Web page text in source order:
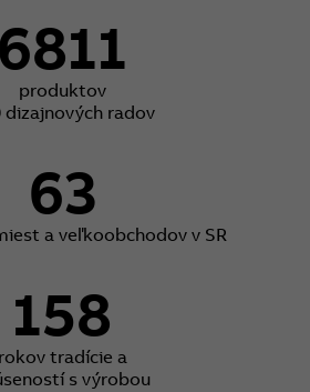
6811
produktov
dizajnových radov
63
a veľkoobchodov v SR
158
rokov tradície a
s výrobou